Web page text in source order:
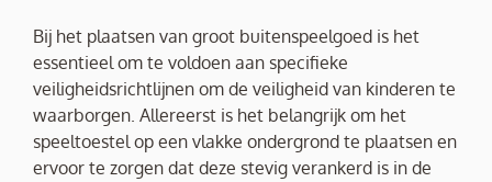
Bij het plaatsen van groot buitenspeelgoed is het
essentieel om te voldoen aan specifieke
veiligheidsrichtlijnen om de veiligheid van kinderen te
waarborgen. Allereerst is het belangrijk om het
speeltoestel op een vlakke ondergrond te plaatsen en
ervoor te zorgen dat deze stevig verankerd is in de